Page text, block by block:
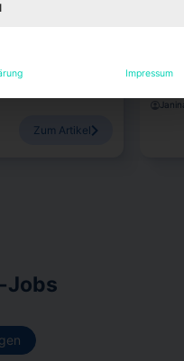
Zum Artikel
Das
Jobs
Impressum